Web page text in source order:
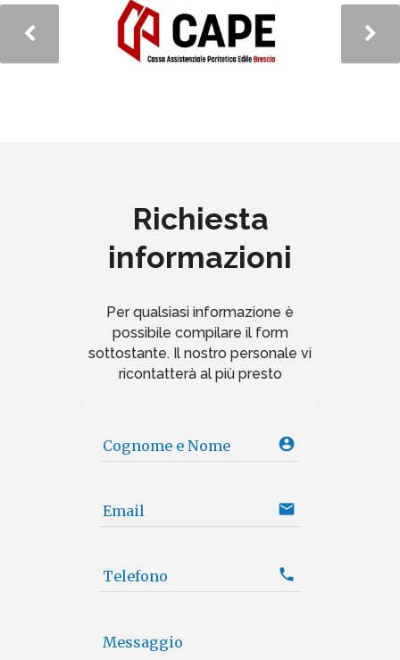
Richiesta
informazioni
Per qualsiasi informazione è
possibile compilare il form
sottostante. Il nostro personale vi
ricontatterà al più presto
Cognome e Nome account_circle e853
Email email
Telefono phone
Messaggio